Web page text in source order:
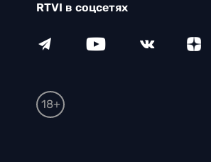
RTVI в соцсетях
18+